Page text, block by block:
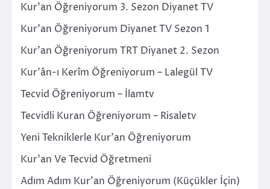
Kur’an Öğreniyorum 3. Sezon Diyanet TV
Kur’an Öğreniyorum Diyanet TV Sezon 1
Kur’an Öğreniyorum TRT Diyanet 2. Sezon
Kur’ân-ı Kerîm Öğreniyorum – Lalegül TV
Tecvid Öğreniyorum – İlamtv
Tecvidli Kuran Öğreniyorum – Risaletv
Yeni Tekniklerle Kur’an Öğreniyorum
Kur’an Ve Tecvid Öğretmeni
Adım Adım Kur’an Öğreniyorum (Küçükler İçin)